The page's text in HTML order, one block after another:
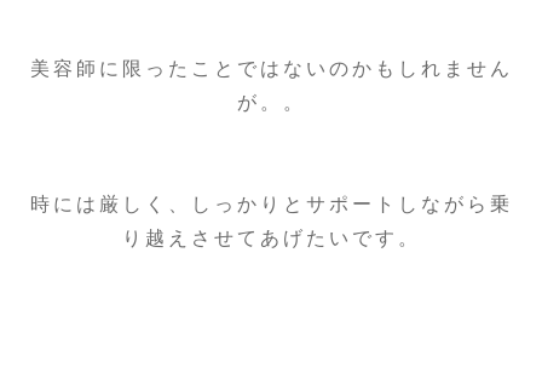
美容師に限ったことではないのかもしれません
が。。
時には厳しく、しっかりとサポートしながら乗
り越えさせてあげたいです。